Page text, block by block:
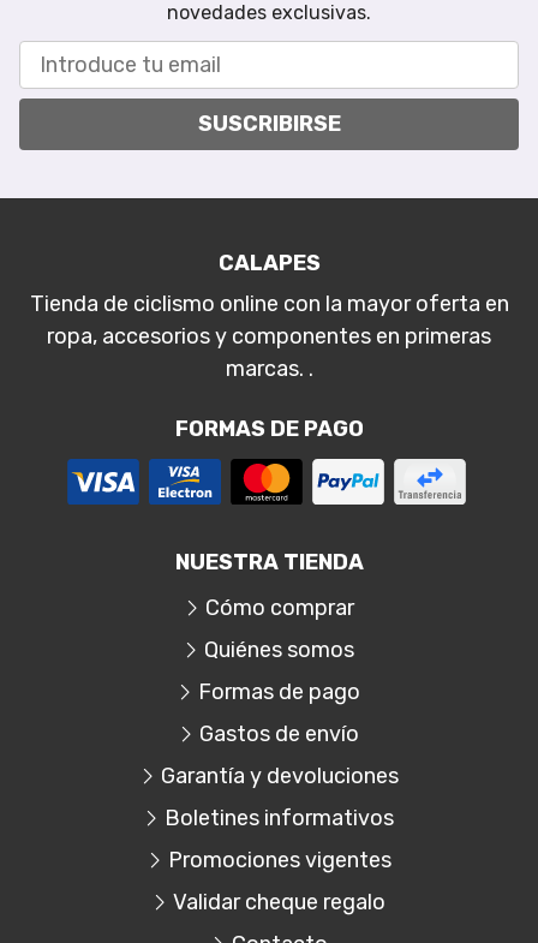
novedades exclusivas.
SUSCRIBIRSE
CALAPES
Tienda de ciclismo online con la mayor oferta en
ropa, accesorios y componentes en primeras
marcas. .
FORMAS DE PAGO
NUESTRA TIENDA
Cómo comprar
Quiénes somos
Formas de pago
Gastos de envío
Garantía y devoluciones
Boletines informativos
Promociones vigentes
Validar cheque regalo